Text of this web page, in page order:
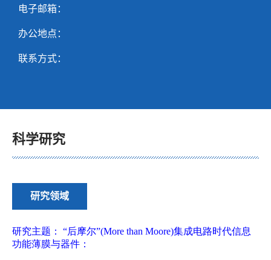
电子邮箱：
办公地点：
联系方式：
科学研究
研究领域